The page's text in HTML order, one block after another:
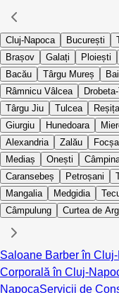
Cluj-Napoca București
Brașov
Galați Ploiești
Bacău
Târgu Mureș
Râmnicu Vâlcea
Târgu Jiu
Tulcea Reșița
Giurgiu
Hunedoara
Alexandria
Zalău
Mediaș
Onești
Caransebeș
Petroșani
Mangalia
Medgidia
Câmpulung
Curtea de
Saloane Barber în
Corporală în Cluj-
NapocaServicii de